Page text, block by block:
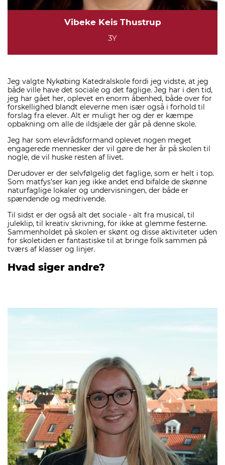
Vibeke Keis Thustrup
3Y
Jeg valgte Nykøbing Katedralskole fordi jeg vidste, at jeg
både ville have det sociale og det faglige. Jeg har i den tid,
jeg har gået her, oplevet en enorm åbenhed, både over for
forskellighed blandt eleverne men især også i forhold til
forslag fra elever. Alt er muligt her og der er kæmpe
opbakning om alle de ildsjæle der går på denne skole.
Jeg har som elevrådsformand oplevet nogen meget
engagerede mennesker der vil gøre de her år på skolen til
nogle, de vil huske resten af livet.
Derudover er der selvfølgelig det faglige, som er helt i top.
Som matfys’ser kan jeg ikke andet end bifalde de skønne
naturfaglige lokaler og undervisningen, der både er
spændende og medrivende.
Til sidst er der også alt det sociale - alt fra musical, til
juleklip, til kreativ skrivning, for ikke at glemme festerne.
Sammenholdet på skolen er skønt og disse aktiviteter uden
for skoletiden er fantastiske til at bringe folk sammen på
tværs af klasser og linjer.
Hvad siger andre?